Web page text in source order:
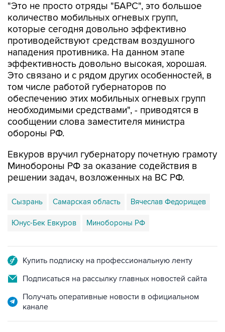
"Это не просто отряды "БАРС", это большое
количество мобильных огневых групп,
которые сегодня довольно эффективно
противодействуют средствам воздушного
нападения противника. На данном этапе
эффективность довольно высокая, хорошая.
Это связано и с рядом других особенностей, в
том числе работой губернаторов по
обеспечению этих мобильных огневых групп
необходимыми средствами", - приводятся в
сообщении слова заместителя министра
обороны РФ.
Евкуров вручил губернатору почетную грамоту
Минобороны РФ за оказание содействия в
решении задач, возложенных на ВС РФ.
Сызрань Самарская область Вячеслав Федорищев
Юнус-Бек Евкуров Минобороны РФ
Купить подписку на профессиональную ленту
Подписаться на рассылку главных новостей сайта
Получать оперативные новости в официальном
канале